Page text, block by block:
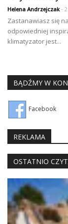
Helena Andrzejczak- 2
Zastanawiasz się
odpowiedniej
klimatyzator jest...
BĄDŹMY W
Facebook
REKLAMA
OSTATNIO